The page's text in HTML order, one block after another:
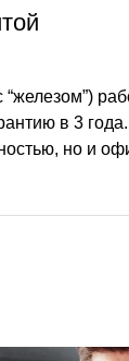
в 3
но и